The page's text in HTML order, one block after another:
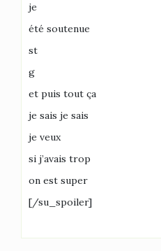
je
été soutenue
st
g
et puis tout ça
je sais je sais
je veux
si j’avais trop
on est super
[/su_spoiler]